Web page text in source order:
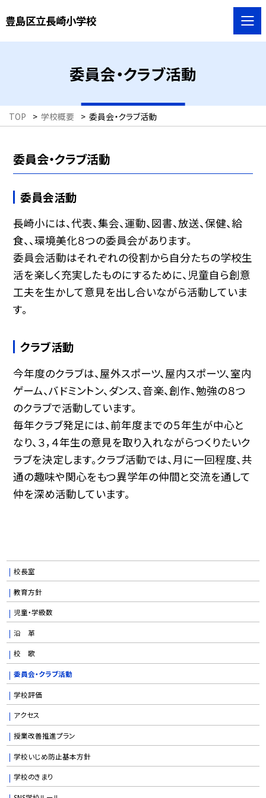
豊島区立長崎小学校
委員会・クラブ活動
TOP > 学校概要 > 委員会・クラブ活動
委員会・クラブ活動
委員会活動
長崎小には、代表、集会、運動、図書、放送、保健、給
食、、環境美化８つの委員会があります。
委員会活動はそれぞれの役割から自分たちの学校生
活を楽しく充実したものにするために、児童自ら創意
工夫を生かして意見を出し合いながら活動していま
す。
クラブ活動
今年度のクラブは、屋外スポーツ、屋内スポーツ、室内
ゲーム、バドミントン、ダンス、音楽、創作、勉強の８つ
のクラブで活動しています。
毎年クラブ発足には、前年度までの５年生が中心と
なり、３，４年生の意見を取り入れながらつくりたいク
ラブを決定します。クラブ活動では、月に一回程度、共
通の趣味や関心をもつ異学年の仲間と交流を通して
仲を深め活動しています。
校長室
教育方針
児童・学級数
沿 革
校 歌
委員会・クラブ活動
学校評価
アクセス
授業改善推進プラン
学校いじめ防止基本方針
学校のきまり